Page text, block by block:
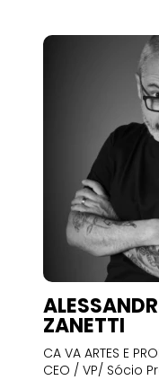
ZANETTI
CA VA ARTES E
CEO / VP/ Sócio